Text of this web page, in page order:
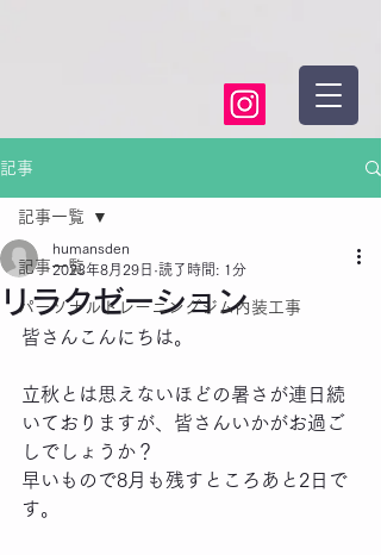
記事
記事一覧
パーソナルトレーニングジム内装工事
記事一覧
リラクゼーション
humansden
2023年8月29日 読了時間: 1分
皆さんこんにちは。
立秋とは思えないほどの暑さが連日続
いておりますが、皆さんいかがお過ご
しでしょうか？
早いもので8月も残すところあと2日で
す。